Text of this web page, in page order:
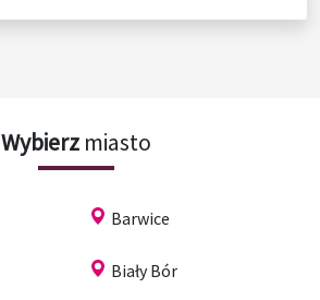
Wybierz miasto
Barwice
Biały Bór